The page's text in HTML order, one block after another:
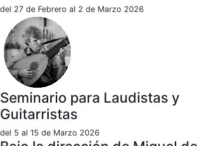
del 27 de Febrero al 2 de Marzo 2026
Seminario para Laudistas y
Guitarristas
del 5 al 15 de Marzo 2026